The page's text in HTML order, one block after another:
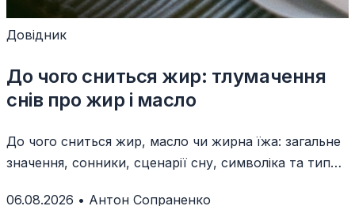
Довідник
До чого сниться жир: тлумачення
снів про жир і масло
До чого сниться жир, масло чи жирна їжа: загальне
значення, сонники, сценарії сну, символіка та типові
06.08.2026 • Антон Сопраненко